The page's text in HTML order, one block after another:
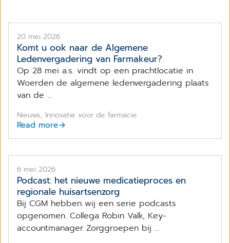
20 mei 2026
Komt u ook naar de Algemene
Ledenvergadering van Farmakeur?
Op 28 mei a.s. vindt op een prachtlocatie in
Woerden de algemene ledenvergadering plaats
van de ...
Nieuws, Innovatie voor de farmacie
Read more
6 mei 2026
Podcast: het nieuwe medicatieproces en
regionale huisartsenzorg
Bij CGM hebben wij een serie podcasts
opgenomen. Collega Robin Valk, Key-
accountmanager Zorggroepen bij ...